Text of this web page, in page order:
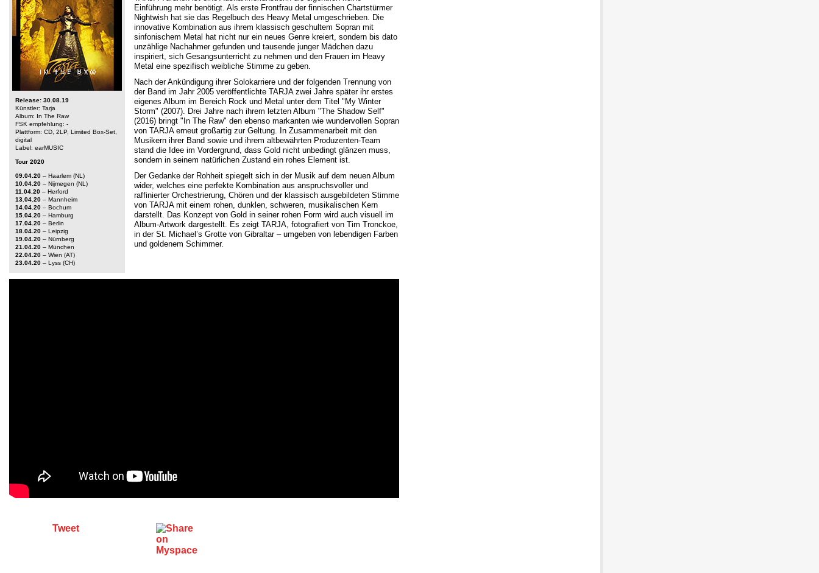
Release: 30.08.19
Künstler: Tarja
Album: In The Raw
FSK empfehlung: -
Plattform: CD, 2LP, Limited Box-Set,
digital
Label: earMUSIC
Tour 2020
09.04.20 – Haarlem (NL)
10.04.20 – Nijmegen (NL)
11.04.20 – Herford
13.04.20 – Mannheim
14.04.20 – Bochum
15.04.20 – Hamburg
17.04.20 – Berlin
18.04.20 – Leipzig
19.04.20 – Nürnberg
21.04. 20 – München
22.04.20 – Wien (AT)
23.04.20 – Lyss (CH)
Einführung mehr benötigt. Als erste Frontfrau der finnischen Chartstürmer
Nightwish hat sie das Regelbuch des Heavy Metal umgeschrieben. Die
innovative Kombination aus ihrem klassisch geschultem Sopran mit
sinfonischem Metal hat nicht nur ein neues Genre kreiert, sondern bis dato
unzählige Nachahmer gefunden und tausende junger Mädchen dazu
inspiriert, sich Gesangsunterricht zu nehmen und den Frauen im Heavy
Metal eine spezifisch weibliche Stimme zu geben.
Nach der Ankündigung ihrer Solokarriere und der folgenden Trennung von
der Band im Jahr 2005 veröffentlichte TARJA zwei Jahre später ihr erstes
eigenes Album im Bereich Rock und Metal unter dem Titel "My Winter
Storm" (2007). Drei Jahre nach ihrem letzten Album "The Shadow Self"
(2016) bringt "In The Raw" den ebenso markanten wie wundervollen Sopran
von TARJA erneut großartig zur Geltung. In Zusammenarbeit mit den
Musikern ihrer Band sowie und ihrem altbewährten Produzenten-Team
stand die Idee im Vordergrund, dass Gold nicht unbedingt glänzen muss,
sondern in seinem natürlichen Zustand ein rohes Element ist.
Der Gedanke der Rohheit spiegelt sich in der Musik auf dem neuen Album
wider, welches eine perfekte Kombination aus anspruchsvoller und
raffinierter Orchestrierung, Chören und der klassisch ausgebildeten Stimme
von TARJA mit einem rohen, dunklen, schweren, musikalischen Kern
darstellt. Das Konzept von Gold in seiner rohen Form wird auch visuell im
Album-Artwork dargestellt. Es zeigt TARJA, fotografiert von Tim Tronckoe,
in der St. Michael’s Grotte von Gibraltar – umgeben von lebendigen Farben
und goldenem Schimmer.
Tweet